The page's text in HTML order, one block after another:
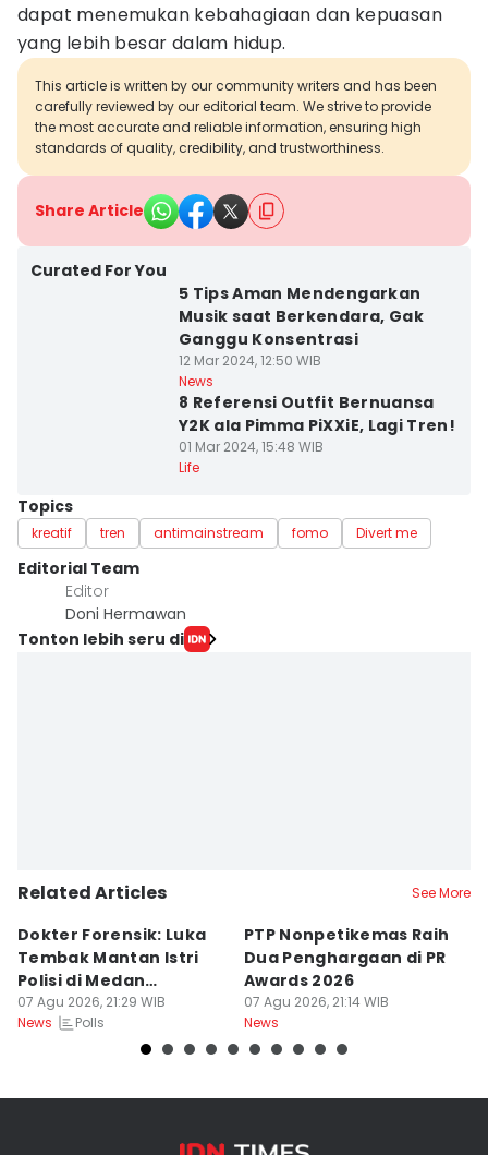
dapat menemukan kebahagiaan dan kepuasan
yang lebih besar dalam hidup.
This article is written by our community writers and has been
carefully reviewed by our editorial team. We strive to provide
the most accurate and reliable information, ensuring high
standards of quality, credibility, and trustworthiness.
Share Article
Curated For You
5 Tips Aman Mendengarkan
Musik saat Berkendara, Gak
Ganggu Konsentrasi
12 Mar 2024, 12:50 WIB
News
8 Referensi Outfit Bernuansa
Y2K ala Pimma PiXXiE, Lagi Tren!
01 Mar 2024, 15:48 WIB
Life
Topics
kreatif tren antimainstream fomo Divert me
Editorial Team
Editor
Doni Hermawan
Tonton lebih seru di
Related Articles See More
Dokter Forensik: Luka
Tembak Mantan Istri
Polisi di Medan
Berkarakter Tempel
07 Agu 2026, 21:29 WIB
News
Polls
PTP Nonpetikemas Raih
Dua Penghargaan di PR
Awards 2026
07 Agu 2026, 21:14 WIB
News